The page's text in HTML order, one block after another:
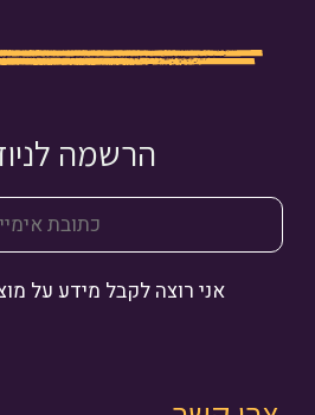
הרשמה
אני רוצה לקבל מידע על